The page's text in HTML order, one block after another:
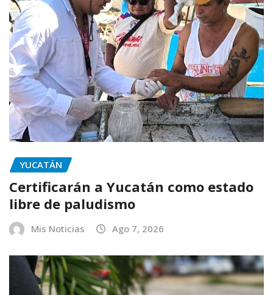
YUCATÁN
Certificarán a Yucatán como estado
libre de paludismo
Mis Noticias Ago 7, 2026